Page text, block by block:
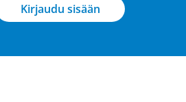
Kirjaudu sisään